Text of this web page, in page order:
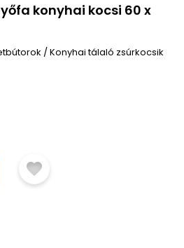
konyhai kocsi 60 x
/Konyhai tálaló zsúrkocsik